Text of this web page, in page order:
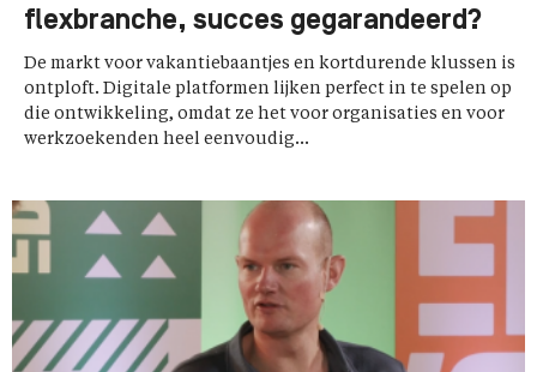
flexbranche, succes gegarandeerd?
De markt voor vakantiebaantjes en kortdurende klussen is
ontploft. Digitale platformen lijken perfect in te spelen op
die ontwikkeling, omdat ze het voor organisaties en voor
werkzoekenden heel eenvoudig...